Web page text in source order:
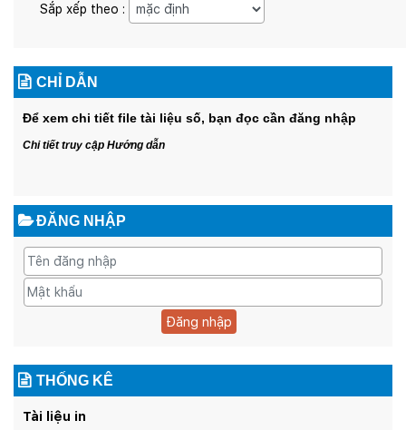
Sắp xếp theo :
CHỈ DẪN
Để xem chi tiết file tài liệu số, bạn đọc cần đăng nhập
Chi tiết truy cập Hướng dẫn
ĐĂNG NHẬP
Đăng nhập
THỐNG KÊ
Tài liệu in